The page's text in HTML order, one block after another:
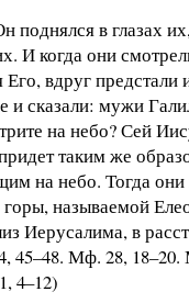
поднялся в глазах
И когда они
вдруг
и сказали: мужи
на небо? Сей
таким же
на небо. Тогда они
называемой
Иерусалима, в
45–48. Мф. 28, 18–20.
4–12)